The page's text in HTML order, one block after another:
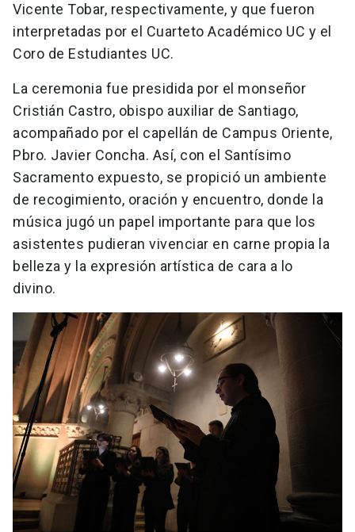
Vicente Tobar, respectivamente, y que fueron
interpretadas por el Cuarteto Académico UC y el
Coro de Estudiantes UC.
La ceremonia fue presidida por el monseñor
Cristián Castro, obispo auxiliar de Santiago,
acompañado por el capellán de Campus Oriente,
Pbro. Javier Concha. Así, con el Santísimo
Sacramento expuesto, se propició un ambiente
de recogimiento, oración y encuentro, donde la
música jugó un papel importante para que los
asistentes pudieran vivenciar en carne propia la
belleza y la expresión artística de cara a lo
divino.